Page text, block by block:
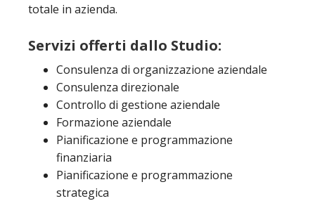
totale in azienda.
Servizi offerti dallo Studio:
Consulenza di organizzazione aziendale
Consulenza direzionale
Controllo di gestione aziendale
Formazione aziendale
Pianificazione e programmazione
finanziaria
Pianificazione e programmazione
strategica